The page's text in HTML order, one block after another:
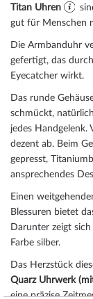
Titan Uhren
gut für Menschen
Die Armbanduhr
gefertigt, das
Eyecatcher wirkt.
Das runde
schmückt,
jedes Handgelenk.
dezent ab. Beim
gepresst,
ansprechendes
Einen
Blessuren bietet
Darunter zeigt
Farbe silber.
Das Herzstück
Quarz Uhrwerk
eine präzise